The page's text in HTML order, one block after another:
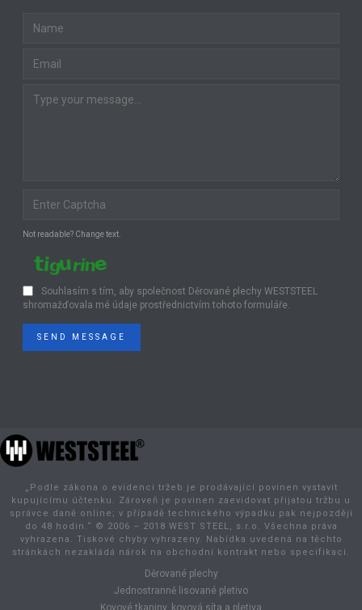
Not readable? Change text.
Souhlasím s tím, aby společnost Děrované plechy WESTSTEEL
shromažďovala mé údaje prostřednictvím tohoto formuláře.
SEND MESSAGE
„Podle zákona o evidenci tržeb je prodávající povinen vystavit
kupujícímu účtenku. Zároveň je povinen zaevidovat přijatou tržbu u
správce daně online; v případě technického výpadku pak nejpozději
do 48 hodin.“ © 2006 – 2018 WEST STEEL, s.r.o. Všechna práva
vyhrazena. Tiskové chyby vyhrazeny. Nabídka uvedená na těchto
stránkách nezakládá nárok na obchodní kontrakt nebo specifikaci.
Děrované plechy
Jednostranně lisované pletivo
Kovové tkaniny, kovová síta a pletiva